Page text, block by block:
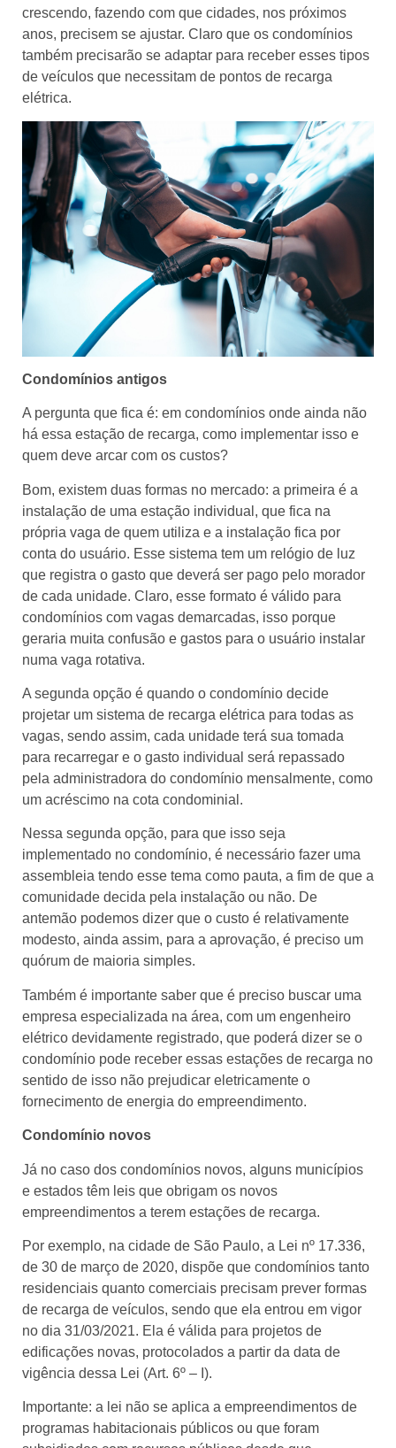
crescendo, fazendo com que cidades, nos próximos
anos, precisem se ajustar. Claro que os condomínios
também precisarão se adaptar para receber esses tipos
de veículos que necessitam de pontos de recarga
elétrica.
Condomínios antigos
A pergunta que fica é: em condomínios onde ainda não
há essa estação de recarga, como implementar isso e
quem deve arcar com os custos?
Bom, existem duas formas no mercado: a primeira é a
instalação de uma estação individual, que fica na
própria vaga de quem utiliza e a instalação fica por
conta do usuário. Esse sistema tem um relógio de luz
que registra o gasto que deverá ser pago pelo morador
de cada unidade. Claro, esse formato é válido para
condomínios com vagas demarcadas, isso porque
geraria muita confusão e gastos para o usuário instalar
numa vaga rotativa.
A segunda opção é quando o condomínio decide
projetar um sistema de recarga elétrica para todas as
vagas, sendo assim, cada unidade terá sua tomada
para recarregar e o gasto individual será repassado
pela administradora do condomínio mensalmente, como
um acréscimo na cota condominial.
Nessa segunda opção, para que isso seja
implementado no condomínio, é necessário fazer uma
assembleia tendo esse tema como pauta, a fim de que a
comunidade decida pela instalação ou não. De
antemão podemos dizer que o custo é relativamente
modesto, ainda assim, para a aprovação, é preciso um
quórum de maioria simples.
Também é importante saber que é preciso buscar uma
empresa especializada na área, com um engenheiro
elétrico devidamente registrado, que poderá dizer se o
condomínio pode receber essas estações de recarga no
sentido de isso não prejudicar eletricamente o
fornecimento de energia do empreendimento.
Condomínio novos
Já no caso dos condomínios novos, alguns municípios
e estados têm leis que obrigam os novos
empreendimentos a terem estações de recarga.
Por exemplo, na cidade de São Paulo, a Lei nº 17.336,
de 30 de março de 2020, dispõe que condomínios tanto
residenciais quanto comerciais precisam prever formas
de recarga de veículos, sendo que ela entrou em vigor
no dia 31/03/2021. Ela é válida para projetos de
edificações novas, protocolados a partir da data de
vigência dessa Lei (Art. 6º – I).
Importante: a lei não se aplica a empreendimentos de
programas habitacionais públicos ou que foram